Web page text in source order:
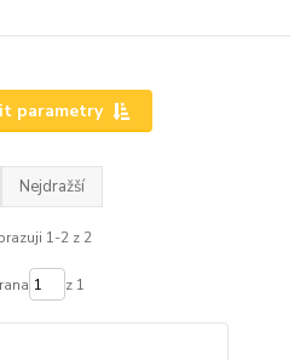
parametry
Nejdražší
1-2 z 2
z 1